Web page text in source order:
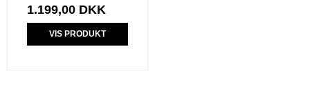
1.199,00 DKK
VIS PRODUKT